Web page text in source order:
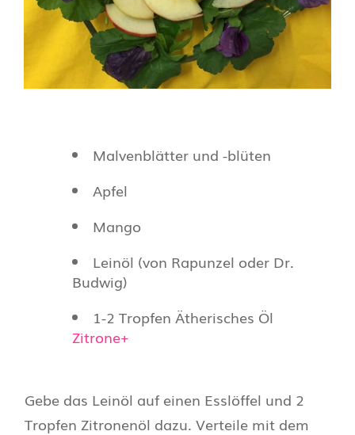
Malvenblätter und -blüten
Apfel
Mango
Leinöl (von Rapunzel oder Dr.
Budwig)
1-2 Tropfen Ätherisches Öl
Zitrone+
Gebe das Leinöl auf einen Esslöffel und 2
Tropfen Zitronenöl dazu. Verteile mit dem